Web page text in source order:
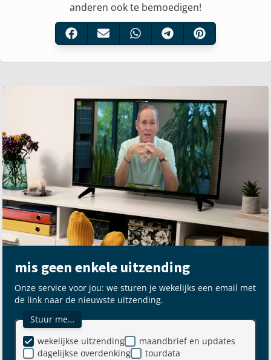
anderen ook te bemoedigen!
mis geen enkele uitzending
Onze service voor jou: we sturen je wekelijks een email met
de link naar de nieuwste uitzending.
Stuur me…
maandbrief en updates
dagelijkse overdenking
wekelijkse uitzending
tourdata